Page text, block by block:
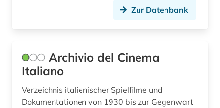
innenpolitik (1)
interdisziplinarität (1)
Zur Datenbank
Archivio del Cinema
Italiano
Verzeichnis italienischer Spielfilme und
Dokumentationen von 1930 bis zur Gegenwart